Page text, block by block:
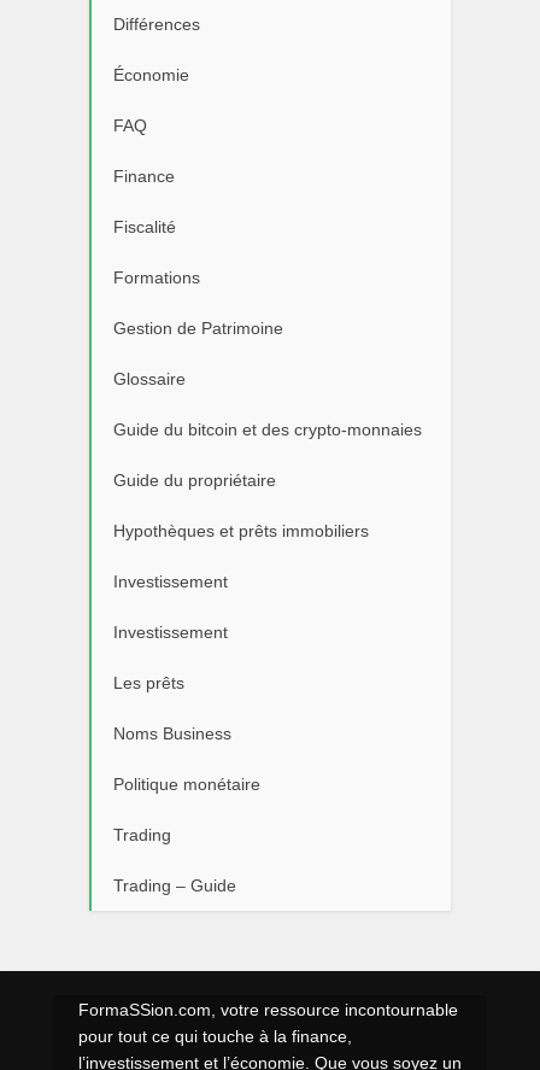
Différences
Économie
FAQ
Finance
Fiscalité
Formations
Gestion de Patrimoine
Glossaire
Guide du bitcoin et des crypto-monnaies
Guide du propriétaire
Hypothèques et prêts immobiliers
Investissement
Investissement
Les prêts
Noms Business
Politique monétaire
Trading
Trading – Guide
FormaSSion.com, votre ressource incontournable
pour tout ce qui touche à la finance,
l’investissement et l’économie. Que vous soyez un